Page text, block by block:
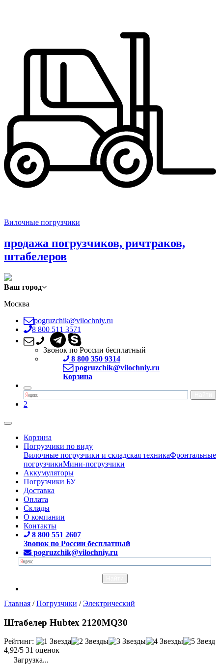
Вилочные погрузчики
продажа погрузчиков, ричтраков,
штабелеров
Ваш город
Москва
pogruzchik@vilochniy.ru
8 800 511 3571
Звонок по России бесплатный
8 800 350 9314
pogruzchik@vilochniy.ru
Корзина
2
Корзина
Погрузчики по виду
Вилочные погрузчики и складская техникаФронтальные
погрузчикиМини-погрузчики
Аккумуляторы
Погрузчики БУ
Доставка
Оплата
Склады
О компании
Контакты
8 800 551 2607
Звонок по России бесплатный
pogruzchik@vilochniy.ru
Главная /Погрузчики /Электрический
Штабелер Hubtex 2120MQ30
Рейтинг:
4,92/5 31 оценок
Загрузка...